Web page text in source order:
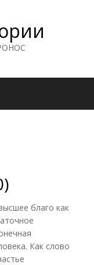
благо как
Как слово